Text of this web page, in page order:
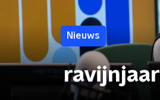
Nieuws
ravijnjaar